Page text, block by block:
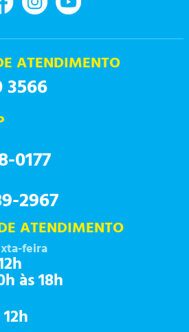
ATENDIMENTO
3566
0177
2967
ATENDIMENTO
feira
às 18h